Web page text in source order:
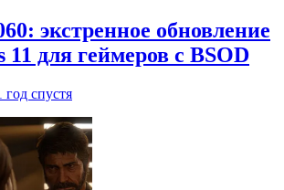
экстренное обновление
11 для геймеров с BSOD
год спустя